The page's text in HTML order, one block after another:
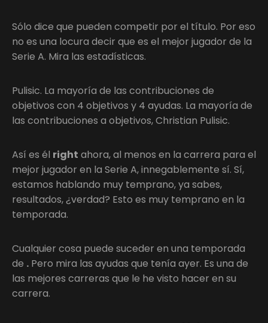
Sólo dice que pueden competir por el título. Por eso
no es una locura decir que es el mejor jugador de la
Serie A. Mira las estadísticas.
Pulisic. La mayoría de las contribuciones de
objetivos con 4 objetivos y 4 ayudas. La mayoría de
las contribuciones a objetivos, Christian Pulisic.
Así es él right ahora, al menos en la carrera para el
mejor jugador en la Serie A, innegablemente sí. Sí,
estamos hablando muy temprano, ya sabes,
resultados, ¿verdad? Esto es muy temprano en la
temporada.
Cualquier cosa puede suceder en una temporada
de . Pero mira las ayudas que tenía ayer. Es una de
las mejores carreras que le he visto hacer en su
carrera.